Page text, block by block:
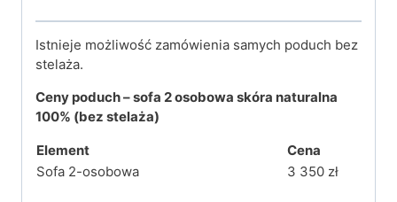
Istnieje możliwość zamówienia samych poduch bez
stelaża.
Ceny poduch– sofa 2 osobowa skóra naturalna
100% (bez stelaża)
Element
Cena
Sofa 2-osobowa
3 350 zł